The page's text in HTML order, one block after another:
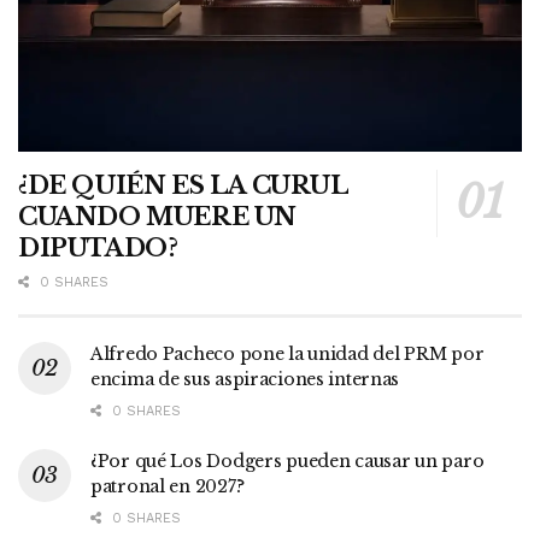
¿DE QUIÉN ES LA CURUL
CUANDO MUERE UN
DIPUTADO?
0 SHARES
Alfredo Pacheco pone la unidad del PRM por
encima de sus aspiraciones internas
0 SHARES
¿Por qué Los Dodgers pueden causar un paro
patronal en 2027?
0 SHARES